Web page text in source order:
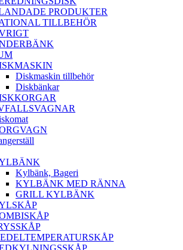
PRODUKTER
TILLBEHÖR
Diskmaskin tillbehör
Diskbänkar
Kylbänk, Bageri
KYLBÄNK MED RÄNNA
GRILL KYLBÄNK